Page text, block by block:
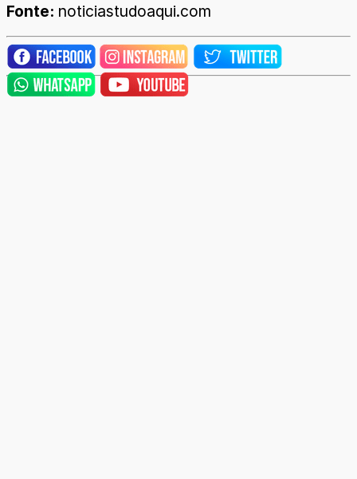
Fonte: noticiastudoaqui.com